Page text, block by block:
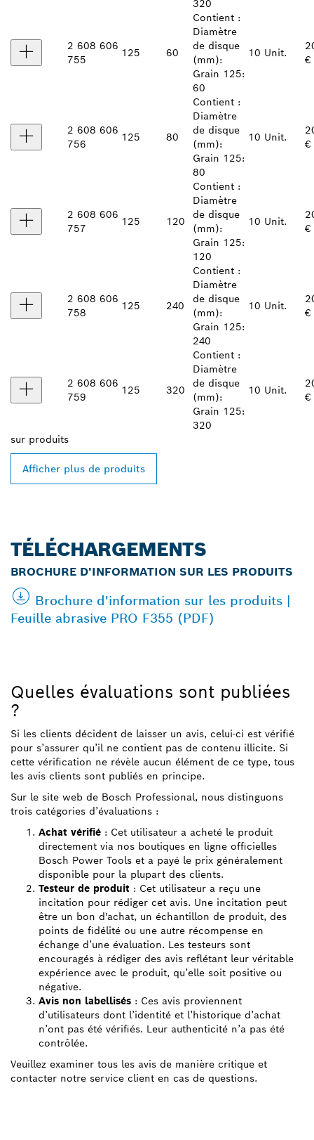
320
2 608 606
755
125 60
Contient :
Diamètre
de disque
(mm):
Grain 125:
60
10 Unit.
€
2 608 606
756
125 80
Contient :
Diamètre
de disque
(mm):
Grain 125:
80
10 Unit.
€
2 608 606
757
125 120
Contient :
Diamètre
de disque
(mm):
Grain 125:
120
10 Unit.
€
2 608 606
758
125 240
Contient :
Diamètre
de disque
(mm):
Grain 125:
240
10 Unit.
€
2 608 606
759
125 320
Contient :
Diamètre
de disque
(mm):
Grain 125:
320
10 Unit.
€
sur produits
Afficher plus de produits
TÉLÉCHARGEMENTS
BROCHURE D'INFORMATION SUR LES PRODUITS
Brochure d'information sur les produits |
Feuille abrasive PRO F355 (PDF)
Quelles évaluations sont publiées
?
Si les clients décident de laisser un avis, celui-ci est vérifié
pour s’assurer qu’il ne contient pas de contenu illicite. Si
cette vérification ne révèle aucun élément de ce type, tous
les avis clients sont publiés en principe.
Sur le site web de Bosch Professional, nous distinguons
trois catégories d’évaluations :
Achat vérifié : Cet utilisateur a acheté le produit
directement via nos boutiques en ligne officielles
Bosch Power Tools et a payé le prix généralement
disponible pour la plupart des clients.
Testeur de produit : Cet utilisateur a reçu une
incitation pour rédiger cet avis. Une incitation peut
être un bon d'achat, un échantillon de produit, des
points de fidélité ou une autre récompense en
échange d’une évaluation. Les testeurs sont
encouragés à rédiger des avis reflétant leur véritable
expérience avec le produit, qu’elle soit positive ou
négative.
Avis non labellisés : Ces avis proviennent
d’utilisateurs dont l’identité et l’historique d’achat
n’ont pas été vérifiés. Leur authenticité n’a pas été
contrôlée.
Veuillez examiner tous les avis de manière critique et
contacter notre service client en cas de questions.